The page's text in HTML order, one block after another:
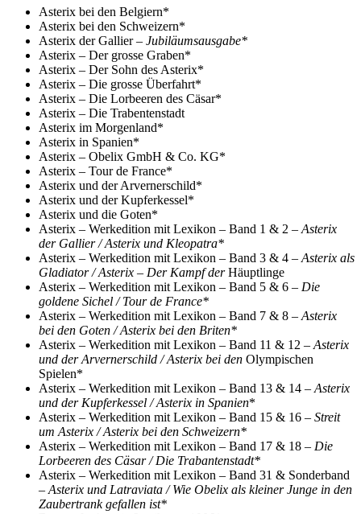
Asterix bei den Belgiern*
Asterix bei den Schweizern*
Asterix der Gallier – Jubiläumsausgabe*
Asterix – Der grosse Graben*
Asterix – Der Sohn des Asterix*
Asterix – Die grosse Überfahrt*
Asterix – Die Lorbeeren des Cäsar*
Asterix – Die Trabentenstadt
Asterix im Morgenland*
Asterix in Spanien*
Asterix – Obelix GmbH & Co. KG*
Asterix – Tour de France*
Asterix und der Arvernerschild*
Asterix und der Kupferkessel*
Asterix und die Goten*
Asterix – Werkedition mit Lexikon – Band 1 & 2 –Asterix
der Gallier / Asterix und Kleopatra*
Asterix – Werkedition mit Lexikon – Band 3 & 4 –Asterix als
Gladiator / Asterix – Der Kampf derHäuptlinge
Asterix – Werkedition mit Lexikon – Band 5 & 6 – Die
goldene Sichel / Tour de France*
Asterix – Werkedition mit Lexikon – Band 7 & 8 –Asterix
bei den Goten / Asterix bei den Briten*
Asterix – Werkedition mit Lexikon – Band 11 & 12 –Asterix
und der Arvernerschild / Asterix bei den Olympischen
Spielen*
Asterix – Werkedition mit Lexikon – Band 13 & 14 –Asterix
und der Kupferkessel / Asterix in Spanien*
Asterix – Werkedition mit Lexikon – Band 15 & 16 – Streit
um Asterix / Asterix bei den Schweizern*
Asterix – Werkedition mit Lexikon – Band 17 & 18 – Die
Lorbeeren des Cäsar / Die Trabantenstadt*
Asterix – Werkedition mit Lexikon – Band 31 & Sonderband
–Asterix und Latraviata / Wie Obelix als kleiner Junge in den
Zaubertrank gefallen ist*